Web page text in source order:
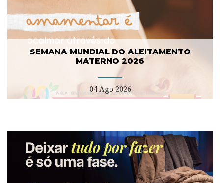
SEMANA MUNDIAL DO ALEITAMENTO
MATERNO 2026
04 Ago 2026